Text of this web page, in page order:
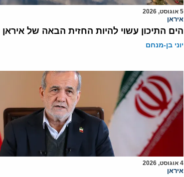
5 אוגוסט, 2026
איראן
הים התיכון עשוי להיות החזית הבאה של איראן
יוני בן-מנחם
4 אוגוסט, 2026
איראן